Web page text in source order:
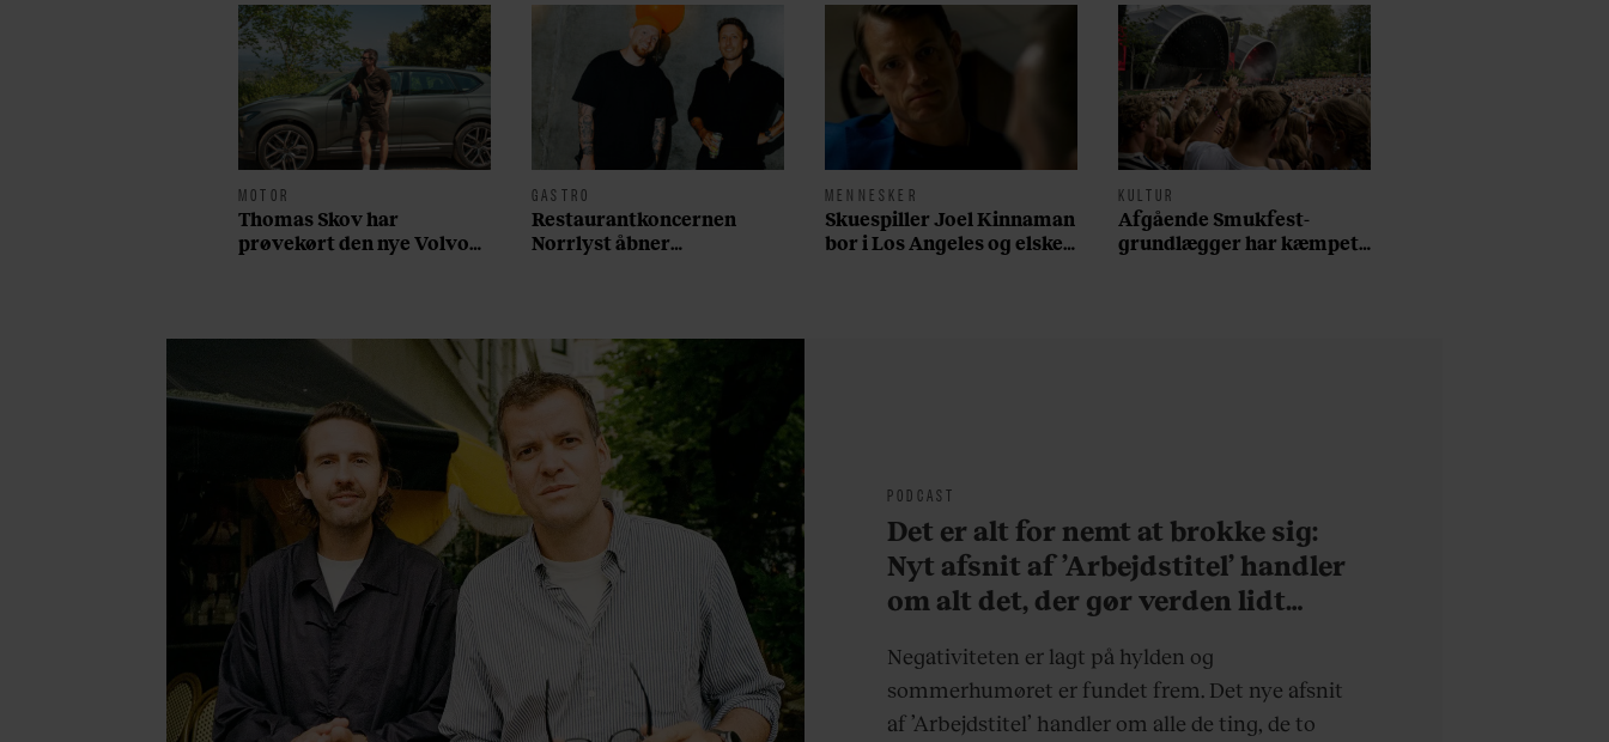
MOTOR
Thomas Skov har
prøvekørt den nye Volvo
GASTRO
Restaurantkoncernen
Norrlyst åbner
MENNESKER
Skuespiller Joel Kinnaman
bor i Los Angeles og elsker
KULTUR
Afgående Smukfest-
grundlægger har kæmpet
PODCAST
Det er alt for nemt at brokke sig:
Nyt afsnit af ’Arbejdstitel’ handler
om alt det, der gør verden lidt
Negativiteten er lagt på hylden og
sommerhumøret er fundet frem. Det nye afsnit
af ’Arbejdstitel’ handler om alle de ting, de to